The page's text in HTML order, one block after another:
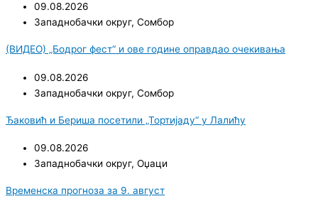
09.08.2026
Западнобачки округ, Сомбор
(ВИДЕО) „Бодрог фест“ и ове године оправдао очекивања
09.08.2026
Западнобачки округ, Сомбор
Ђаковић и Бериша посетили „Тортијаду“ у Лалићу
09.08.2026
Западнобачки округ, Оџаци
Временска прогноза за 9. август